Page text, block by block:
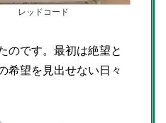
レッドコード
のです。最初は絶望と
希望を見出せない日々